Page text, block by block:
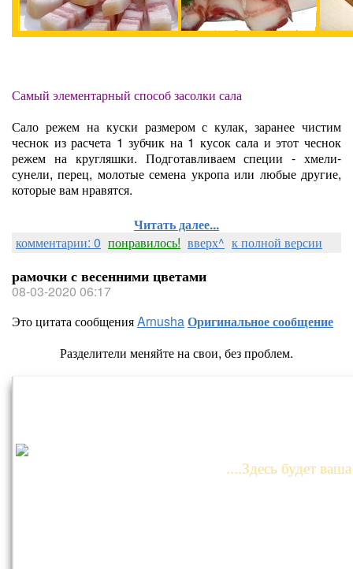
Самый элементарный способ засолки сала
Сало режем на куски размером с кулак, заранее чистим
чеснок из расчета 1 зубчик на 1 кусок сала и этот чеснок
режем на кругляшки. Подготавливаем специи - хмели-
сунели, перец, молотые семена укропа или любые другие,
которые вам нравятся.
Читать далее...
комментарии: 0 понравилось! вверх^ к полной версии
рамочки с весенними цветами
08-03-2020 06:17
Это цитата сообщенияArnushaОригинальное сообщение
Разделители меняйте на свои, без проблем.
....Здесь будет